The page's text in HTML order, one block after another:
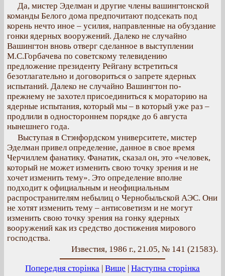
Да, мистер Эделман и другие члены вашингтонской
команды Белого дома предпочитают подсекать под
корень нечто иное – усилия, направленные на обуздание
гонки ядерных вооружений. Далеко не случайно
Вашингтон вновь отверг сделанное в выступлении
М.С.Горбачева по советскому телевидению
предложение президенту Рейгану встретиться
безотлагательно и договориться о запрете ядерных
испытаний. Далеко не случайно Вашингтон по-
прежнему не захотел присоединиться к мораторию на
ядерные испытания, который мы – в который уже раз –
продлили в одностороннем порядке до 6 августа
нынешнего года.
Выступая в Стэнфордском университете, мистер
Эделман привел определение, данное в свое время
Черчиллем фанатику. Фанатик, сказал он, это «человек,
который не может изменить свою точку зрения и не
хочет изменить тему». Это определение вполне
подходит к официальным и неофициальным
распространителям небылиц о Чернобыльской АЭС. Они
не хотят изменить тему – антисоветизм и не могут
изменить свою точку зрения на гонку ядерных
вооружений как из средство достижения мирового
господства.
Известия, 1986 г., 21.05, № 141 (21583).
Попередня сторінка | Вище | Наступна сторінка